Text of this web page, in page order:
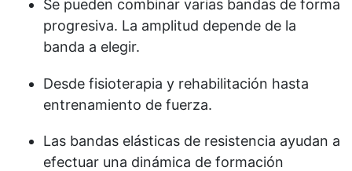
Se pueden combinar varias bandas de forma
progresiva. La amplitud depende de la
banda a elegir.
Desde fisioterapia y rehabilitación hasta
entrenamiento de fuerza.
Las bandas elásticas de resistencia ayudan a
efectuar una dinámica de formación